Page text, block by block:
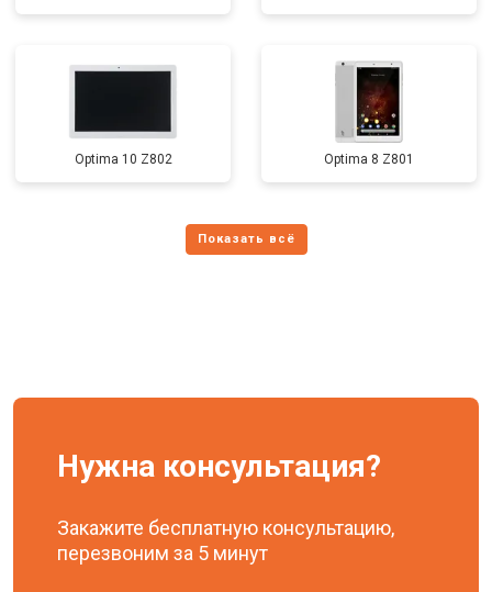
Optima 10 Z802 Optima 8 Z801
Нужна консультация?
Закажите бесплатную консультацию,
перезвоним за 5 минут